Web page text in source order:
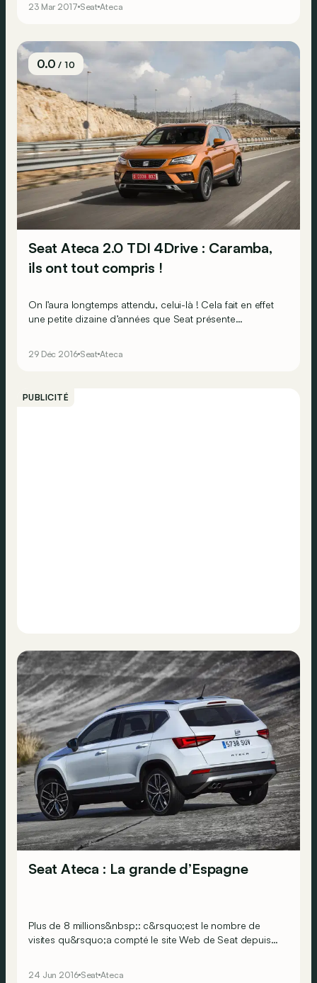
envoyée vers les quatre roues. Ce que nous avons
Nord.
23 Mar 2017 Seat Ateca
0.0/ 10
Seat Ateca 2.0 TDI 4Drive : Caramba,
ils ont tout compris !
On l’aura longtemps attendu, celui-là ! Cela fait en effet
une petite dizaine d’années que Seat présente
Cette fois, ça y est, le modèle tant attendu est arrivé
29 Déc 2016 Seat Ateca
PUBLICITÉ
Seat Ateca : La grande d’Espagne
Plus de 8 millions&nbsp;: c&rsquo;est le nombre de
visites qu&rsquo;a compté le site Web de Seat depuis
24 Jun 2016 Seat Ateca